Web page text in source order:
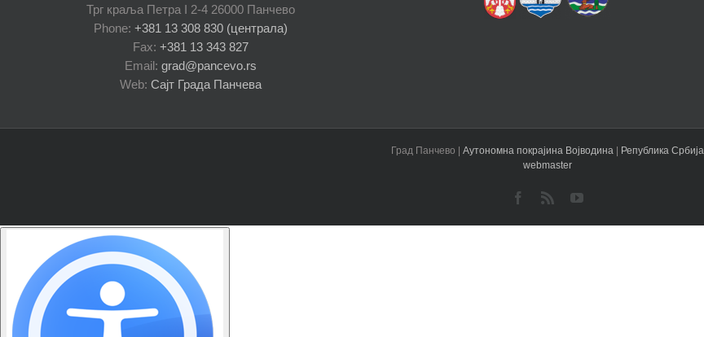
Трг краља Петра I 2-4 26000 Панчево
Phone: +381 13 308 830 (централа)
Fax: +381 13 343 827
Email: grad@pancevo.rs
Web: Сајт Града Панчева
Град Панчево | Аутономна покрајина Војводина | Република Србија
webmaster
Facebook
Rss YouTube